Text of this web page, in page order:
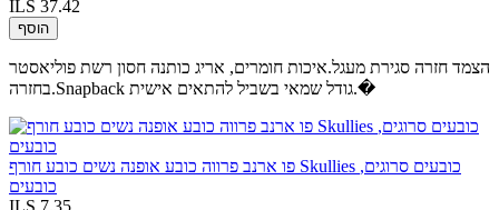
ILS 37.42
הוסף
הצמד חזרה סגירת מעגל.איכות חומרים, אריג כותנה חסון רשת פוליאסטר
בחזרה.Snapback גודל שמאי בשביל להתאים אישית.�
פו ארנב פרווה כובע אופנה נשים כובע חורף Skullies כובעים סרוגים,
כובעים